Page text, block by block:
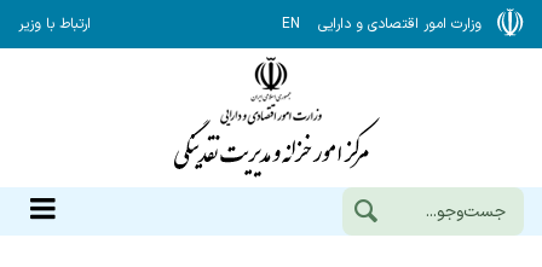
وزارت امور اقتصادی و دارایی EN ارتباط با وزیر